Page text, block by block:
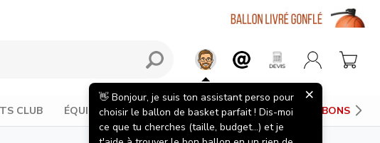
CLUB ÉQUIPEMENTS JOUEUR PANIERS DE BASKET BONS
👋 Bonjour, je suis ton assistant perso pour
choisir le ballon de basket parfait ! Dis-moi
ce que tu cherches (taille, budget...) et je
×